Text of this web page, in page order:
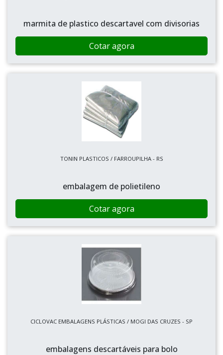
marmita de plastico descartavel com divisorias
Cotar agora
TONIN PLASTICOS / FARROUPILHA - RS
embalagem de polietileno
Cotar agora
CICLOVAC EMBALAGENS PLÁSTICAS / MOGI DAS CRUZES - SP
embalagens descartáveis para bolo